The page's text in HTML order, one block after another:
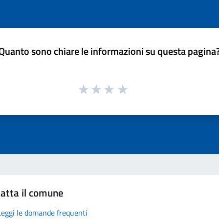
sono chiare le informazioni su questa
il comune
le domande frequenti